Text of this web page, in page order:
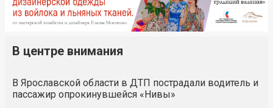
В центре внимания
В Ярославской области в ДТП пострадали водитель и
пассажир опрокинувшейся «Нивы»